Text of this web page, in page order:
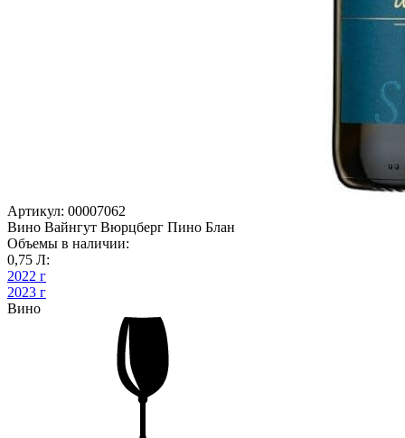
Артикул: 00007062
Вино Вайнгут Вюрцберг Пино Блан
Объемы в наличии:
0,75 Л:
2022 г
2023 г
Вино